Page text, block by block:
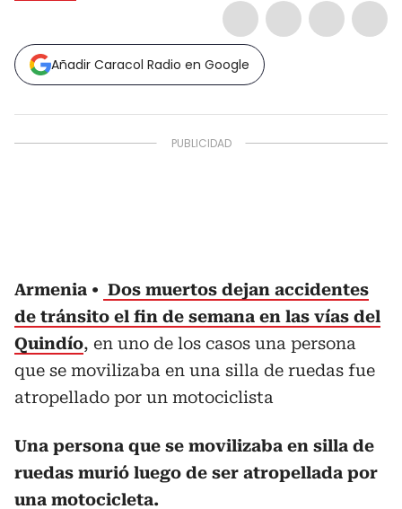
Añadir Caracol Radio en Google
Armenia
Dos muertos dejan accidentes
de tránsito el fin de semana en las vías del
Quindío, en uno de los casos una persona
que se movilizaba en una silla de ruedas fue
atropellado por un motociclista
Una persona que se movilizaba en silla de
ruedas murió luego de ser atropellada por
una motocicleta.